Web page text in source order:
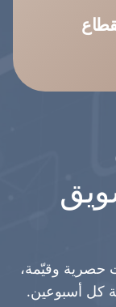
حصرية وقيّمة،
كل أسبوعين.